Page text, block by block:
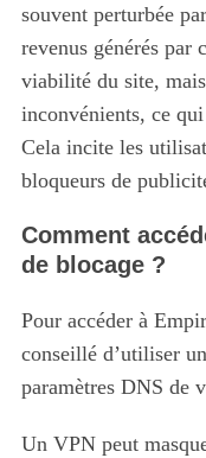
souvent perturbée
revenus générés par
viabilité du site,
inconvénients, ce
Cela incite les
bloqueurs de
Comment
de blocage ?
Pour accéder à
conseillé d’utiliser
paramètres DNS de
Un VPN peut